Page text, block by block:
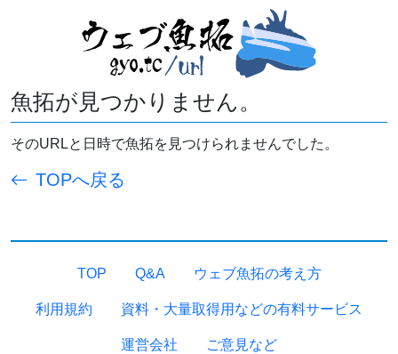
魚拓が見つかりません。
そのURLと日時で魚拓を見つけられませんでした。
TOPへ戻る
TOP Q&A ウェブ魚拓の考え方
利用規約 資料・大量取得用などの有料サービス
運営会社 ご意見など